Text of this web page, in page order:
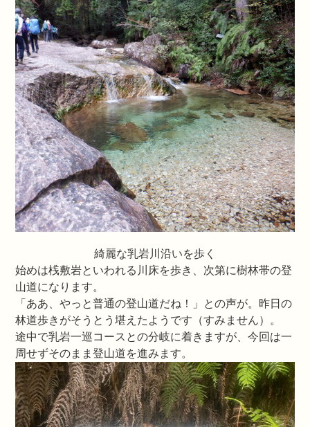
綺麗な乳岩川沿いを歩く
始めは桟敷岩といわれる川床を歩き、次第に樹林帯の登
山道になります。
「ああ、やっと普通の登山道だね！」との声が。昨日の
林道歩きがそうとう堪えたようです（すみません）。
途中で乳岩一巡コースとの分岐に着きますが、今回は一
周せずそのまま登山道を進みます。